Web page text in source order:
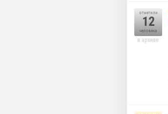
отметили
12
человека
в архиве